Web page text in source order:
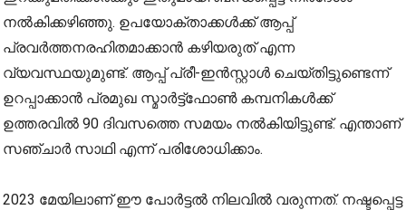
നല്‍കിക്കഴിഞ്ഞു. ഉപയോക്താക്കള്‍ക്ക് ആപ്പ്
പ്രവര്‍ത്തനരഹിതമാക്കാന്‍ കഴിയരുത് എന്ന
വ്യവസ്ഥയുമുണ്ട്. ആപ്പ് പ്രീ-ഇന്‍സ്റ്റാള്‍ ചെയ്തിട്ടുണ്ടെന്ന്
ഉറപ്പാക്കാന്‍ പ്രമുഖ സ്മാര്‍ട്ട്ഫോണ്‍ കമ്പനികള്‍ക്ക്
ഉത്തരവില്‍ 90 ദിവസത്തെ സമയം നല്‍കിയിട്ടുണ്ട്. എന്താണ്
സഞ്ചാര്‍ സാഥി എന്ന് പരിശോധിക്കാം.
2023 മേയിലാണ് ഈ പോര്‍ട്ടല്‍ നിലവില്‍ വരുന്നത്. നഷ്ടപ്പെട്ട